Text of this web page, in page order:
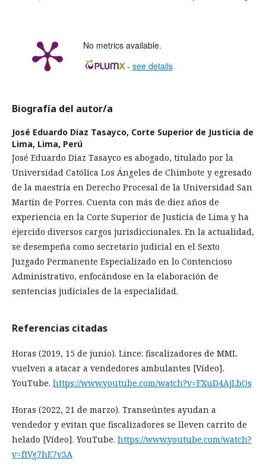
No metrics available.
- see details
Biografía del autor/a
José Eduardo Diaz Tasayco, Corte Superior de Justicia de
Lima, Lima, Perú
José Eduardo Diaz Tasayco es abogado, titulado por la
Universidad Católica Los Ángeles de Chimbote y egresado
de la maestría en Derecho Procesal de la Universidad San
Martín de Porres. Cuenta con más de diez años de
experiencia en la Corte Superior de Justicia de Lima y ha
ejercido diversos cargos jurisdiccionales. En la actualidad,
se desempeña como secretario judicial en el Sexto
Juzgado Permanente Especializado en lo Contencioso
Administrativo, enfocándose en la elaboración de
sentencias judiciales de la especialidad.
Referencias citadas
Horas (2019, 15 de junio). Lince: fiscalizadores de MML
vuelven a atacar a vendedores ambulantes [Vídeo].
YouTube. https://www.youtube.com/watch?v=FXuD4AjLbOs
Horas (2022, 21 de marzo). Transeúntes ayudan a
vendedor y evitan que fiscalizadores se lleven carrito de
helado [Vídeo]. YouTube. https://www.youtube.com/watch?
v=ftVg7hE7v3A